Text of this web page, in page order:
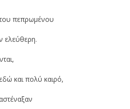
πεπρωμένου
ελεύθερη.
και πολύ καιρό,